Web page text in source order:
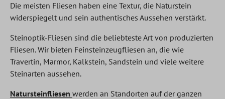
Die meisten Fliesen haben eine Textur, die Naturstein
widerspiegelt und sein authentisches Aussehen verstärkt.
Steinoptik-Fliesen sind die beliebteste Art von produzierten
Fliesen. Wir bieten Feinsteinzeugfliesen an, die wie
Travertin, Marmor, Kalkstein, Sandstein und viele weitere
Steinarten aussehen.
Natursteinfliesen werden an Standorten auf der ganzen